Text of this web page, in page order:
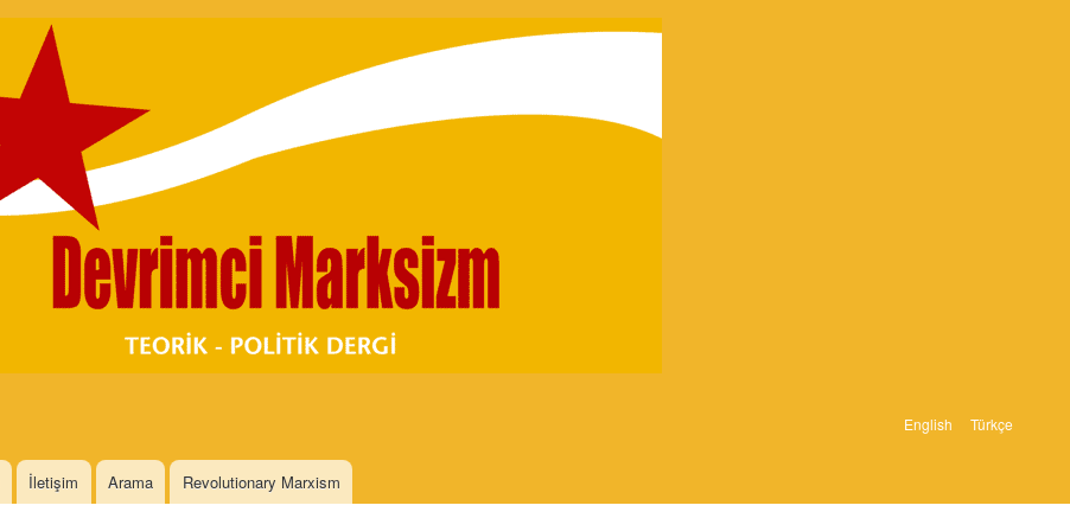
Skip to
English Türkçe
İletişim Arama Revolutionary Marxism